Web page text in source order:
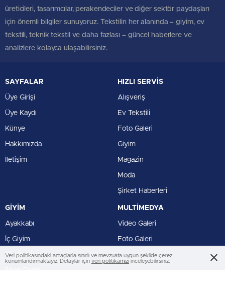
üreticileri, tasarımcılar, perakendeciler ve diğer sektör paydaşları
için önemli bilgiler sunuyoruz. Tekstilin her alanında – giyim, ev
tekstili, teknik tekstil ve daha fazlası – güncel haberlere ve
analizlere kolayca ulaşabilirsiniz.
SAYFALAR
Üye Girişi
Üye Kaydı
Künye
Hakkımızda
İletişim
HIZLI SERVİS
Alışveriş
Ev Tekstili
Foto Galeri
Giyim
Magazin
Moda
Şirket Haberleri
GİYİM
Ayakkabı
İç Giyim
Klasik Giyim
MULTİMEDYA
Video Galeri
Foto Galeri
Veri politikasındaki amaçlarla sınırlı ve mevzuata uygun şekilde çerez
konumlandırmaktayız. Detaylar için veri politikamızı inceleyebilirsiniz.